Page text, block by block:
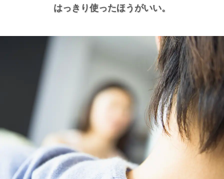
はっきり使ったほうがいい。